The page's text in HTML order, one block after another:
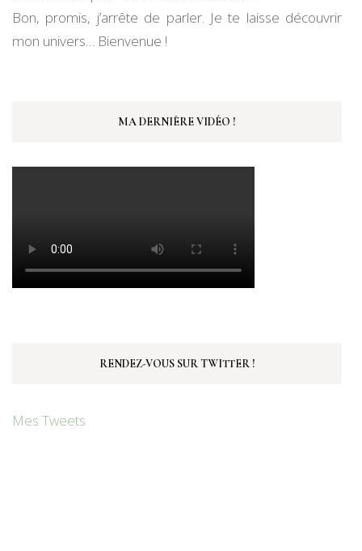
Bon, promis, j’arrête de parler. Je te laisse découvrir
mon univers… Bienvenue !
MA DERNIÈRE VIDÉO !
RENDEZ-VOUS SUR TWITTER !
Mes Tweets